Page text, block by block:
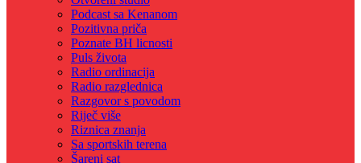
Podcast sa Kenanom
Pozitivna priča
Poznate BH licnosti
Puls života
Radio ordinacija
Radio razglednica
Razgovor s povodom
Riječ više
Riznica znanja
Sa sportskih terena
Šareni sat